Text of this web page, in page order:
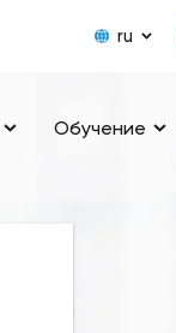
ru
Обучение